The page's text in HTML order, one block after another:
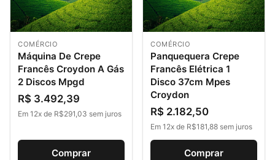
COMÉRCIO
Máquina De Crepe
Francês Croydon A Gás
2 Discos Mpgd
R$ 3.492,39
Em 12x de R$291,03 sem juros
Comprar
COMÉRCIO
Panquequera Crepe
Francês Elétrica 1
Disco 37cm Mpes
Croydon
R$ 2.182,50
Em 12x de R$181,88 sem juros
Comprar